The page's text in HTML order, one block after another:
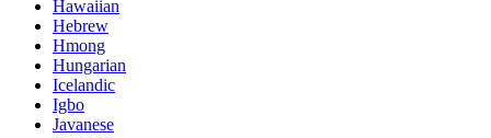
Hawaiian
Hebrew
Hmong
Hungarian
Icelandic
Igbo
Javanese